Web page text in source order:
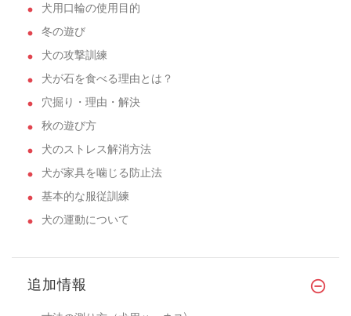
犬用口輪の使用目的
冬の遊び
犬の攻撃訓練
犬が石を食べる理由とは？
穴掘り・理由・解決
秋の遊び方
犬のストレス解消方法
犬が家具を噛じる防止法
基本的な服従訓練
犬の運動について
追加情報